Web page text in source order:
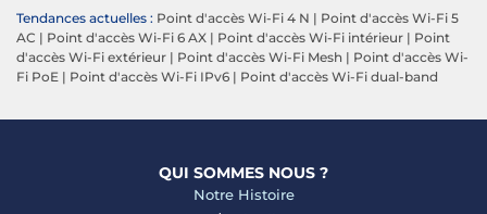
Tendances actuelles : Point d'accès Wi-Fi 4 N | Point d'accès Wi-Fi 5
AC | Point d'accès Wi-Fi 6 AX | Point d'accès Wi-Fi intérieur | Point
d'accès Wi-Fi extérieur | Point d'accès Wi-Fi Mesh | Point d'accès Wi-
Fi PoE | Point d'accès Wi-Fi IPv6 | Point d'accès Wi-Fi dual-band
QUI SOMMES NOUS ?
Notre Histoire